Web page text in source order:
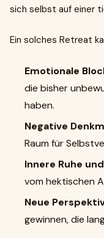
sich selbst auf einer
Ein solches Retreat
Emotionale
die bisher
haben.
Negative
Raum für
Innere Ruhe
vom hektischen
Neue
gewinnen, die